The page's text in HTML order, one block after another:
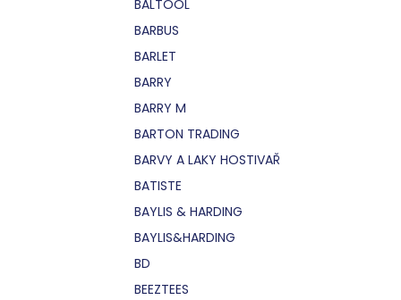
BALTOOL
BARBUS
BARLET
BARRY
BARRY M
BARTON TRADING
BARVY A LAKY HOSTIVAŘ
BATISTE
BAYLIS & HARDING
BAYLIS&HARDING
BD
BEEZTEES